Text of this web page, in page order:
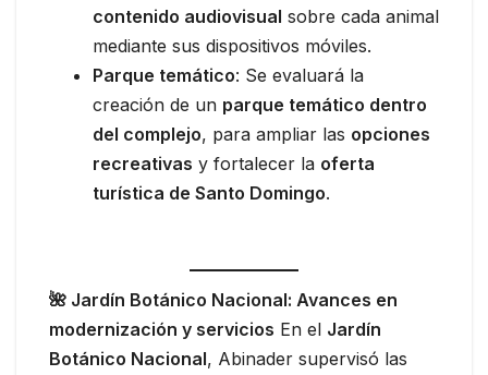
contenido audiovisual sobre cada animal
mediante sus dispositivos móviles.
Parque temático: Se evaluará la
creación de un parque temático dentro
del complejo, para ampliar las opciones
recreativas y fortalecer la oferta
turística de Santo Domingo.
🌺 Jardín Botánico Nacional: Avances en
modernización y servicios En el Jardín
Botánico Nacional, Abinader supervisó las